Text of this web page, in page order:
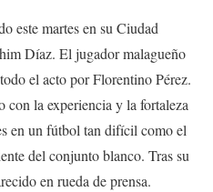
este martes en su Ciudad
Díaz. El jugador malagueño
el acto por Florentino Pérez.
con la experiencia y la fortaleza
en un fútbol tan difícil como el
del conjunto blanco. Tras su
en rueda de prensa.